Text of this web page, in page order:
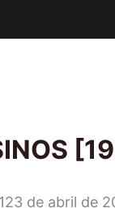
23 de abril de